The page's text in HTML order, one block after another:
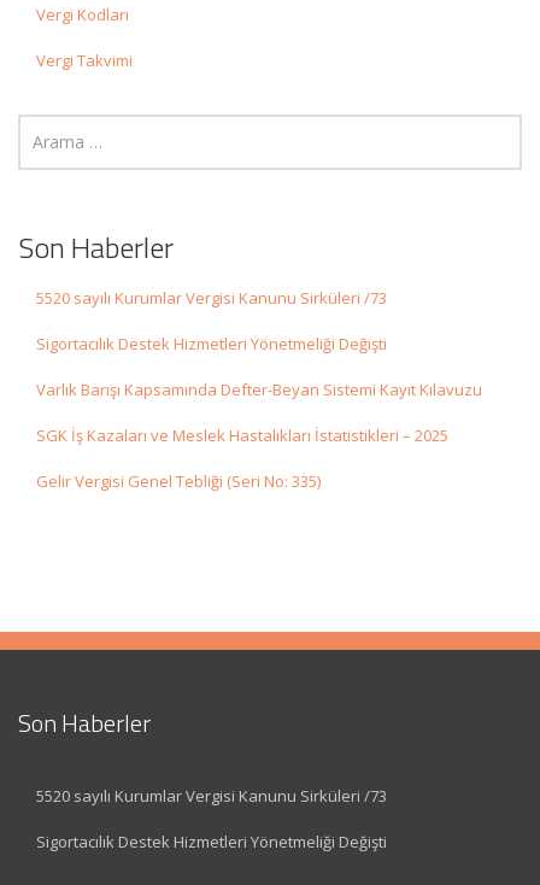
Vergi Kodları
Vergi Takvimi
Son Haberler
5520 sayılı Kurumlar Vergisi Kanunu Sirküleri /73
Sigortacılık Destek Hizmetleri Yönetmeliği Değişti
Varlık Barışı Kapsamında Defter-Beyan Sistemi Kayıt Kılavuzu
SGK İş Kazaları ve Meslek Hastalıkları İstatistikleri – 2025
Gelir Vergisi Genel Tebliği (Seri No: 335)
Son Haberler
5520 sayılı Kurumlar Vergisi Kanunu Sirküleri /73
Sigortacılık Destek Hizmetleri Yönetmeliği Değişti